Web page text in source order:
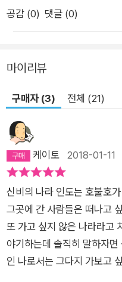
바로 ‘반전’의 미학이라고
들이 잠시도 방심할 수 없
재적소에서 기다린다. 비카
의 반전을 각오하라!”라고
은 도스토옙스키의 『죄와 벌
극성에 대한 소름 돋는 시선을 보여준다. 비판
서정성…… 결론은 진한 인간애 전작과 마찬가지로 『6인의 용의
자』는 해학과 익살, 코끝 찡
리한 현실과 비참한 삶 속에
보편적인 가치를 수호하며
기를 통해 진한 인간애를 호소한다. 날이면 날마다
를 만나는 직업이 별 수 있겠
닦아주거나 실종된 아이를
가 버틸 수 있는 힘이지. (…)
공감 (0) 댓글 (0)
마이리뷰
구매자 (3) 전체 (21)
케이토 2018-01-11
신비의 나라 인도는 호불호
그곳에 간 사람들은 떠나고
또 가고 싶지 않은 나라라고
야기하는데 솔직히 말하자
인 나로서는 그다지 가보고